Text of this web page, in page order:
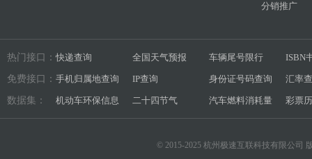
分销推广
热门接口： 快递查询 全国天气预报 车辆尾号限行 ISBN
免费接口： 手机归属地查询 IP查询 身份证号码查询 汇率
数据集： 机动车环保信息 二十四节气 汽车燃料消耗量 彩票
© 2015-2025 杭州极速互联科技有限公司